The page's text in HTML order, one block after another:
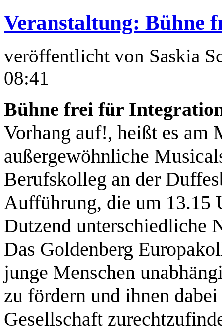
Veranstaltung: Bühne
veröffentlicht von Saskia
08:41
Bühne frei für
Vorhang auf!, heißt es am
außergewöhnliche
Berufskolleg an der
Aufführung, die um 13.15
Dutzend unterschiedliche
Das Goldenberg
junge Menschen
zu fördern und ihnen
Gesellschaft